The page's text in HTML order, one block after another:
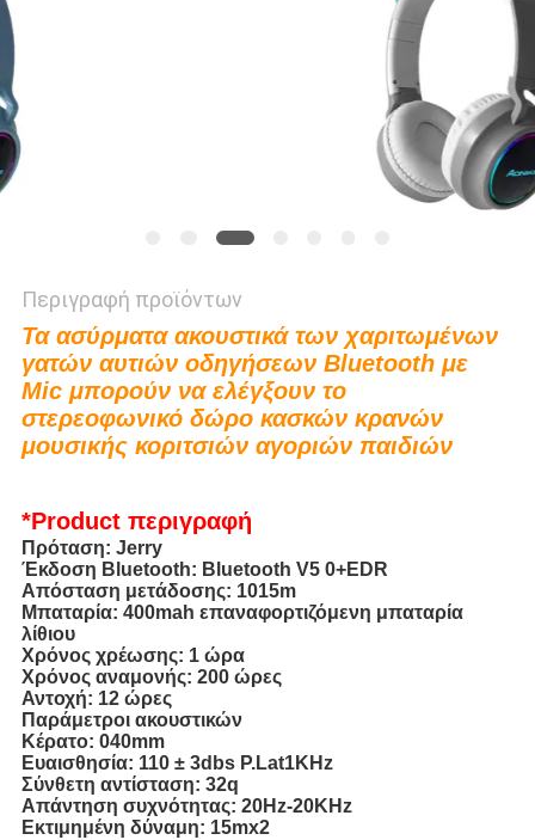
Περιγραφή προϊόντων
Τα ασύρματα ακουστικά των χαριτωμένων
γατών αυτιών οδηγήσεων Bluetooth με
Mic μπορούν να ελέγξουν το
στερεοφωνικό δώρο κασκών κρανών
μουσικής κοριτσιών αγοριών παιδιών
*Productπεριγραφή
Πρόταση: Jerry
Έκδοση Bluetooth: Bluetooth V5 0+EDR
Απόσταση μετάδοσης: 1015m
Μπαταρία: 400mah επαναφορτιζόμενη μπαταρία
λίθιου
Χρόνος χρέωσης: 1 ώρα
Χρόνος αναμονής: 200 ώρες
Αντοχή: 12 ώρες
Παράμετροι ακουστικών
Κέρατο: 040mm
Ευαισθησία: 110 ± 3dbs P.Lat1KHz
Σύνθετη αντίσταση: 32q
Απάντηση συχνότητας: 20Hz-20KHz
Εκτιμημένη δύναμη: 15mx2